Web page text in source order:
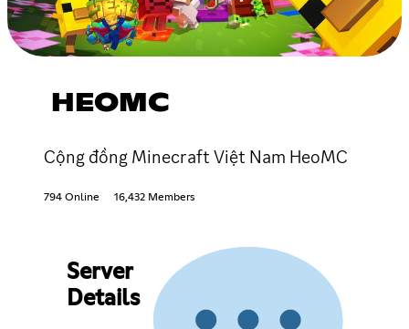
HEOMC
Cộng đồng Minecraft Việt Nam HeoMC
794 Online 16,432 Members
Server
Details